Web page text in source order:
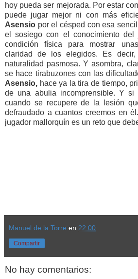
hoy pueda ser mejorada. Por estar
puede jugar mejor ni con más
Asensio por el césped con esa
el sosiego con el conocimiento
condición física para mostrar
claridad de los elegidos. Es
naturalidad pasmosa. Y asombra,
se hace tirabuzones con las
Asensio, hace ya la tira de tiempo,
de una abulia incomprensible. Y si
cuando se recupere de la lesión
defraudado a cuantos creemos en
jugador mallorquín es un reto que
Manuel de la Torre en 22:00
Compartir
No hay comentarios: